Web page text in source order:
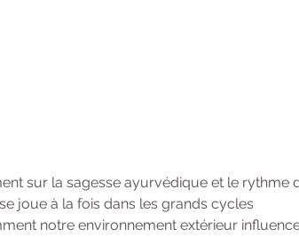
sur la sagesse ayurvédique et le rythme
joue à la fois dans les grands cycles
notre environnement extérieur